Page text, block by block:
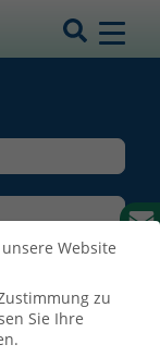
Website
zu
Sie Ihre